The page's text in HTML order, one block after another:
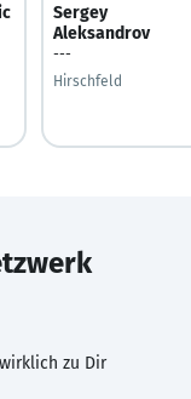
Sergey
Aleksandrov
---
Hirschfeld
zu Dir